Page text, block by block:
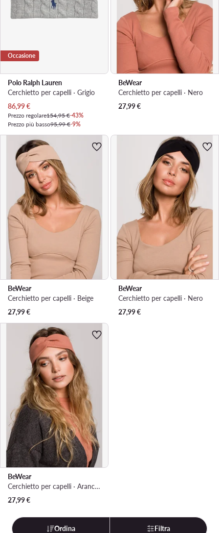
Occasione
Polo Ralph Lauren
Cerchietto per capelli · Grigio
Prezzo attuale
86,99€
Prezzo regolare154,95 €-43%
Prezzo più basso95,99 €-9%
BeWear
Cerchietto per capelli · Nero
27,99€
BeWear
Cerchietto per capelli · Beige
27,99€
BeWear
Cerchietto per capelli · Nero
27,99€
BeWear
Cerchietto per capelli · Arancione
27,99€
Ordina Filtra